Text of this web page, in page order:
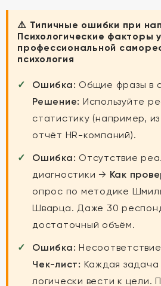
⚠️ Типичные ошибки при
Психологические факторы
профессиональной
психология
Ошибка: Общие фразы в
Решение: Используйте
статистику (например,
отчёт HR-компаний).
Ошибка: Отсутствие
диагностики → Как
опрос по методике
Шварца. Даже 30
достаточный объём.
Ошибка:
Чек-лист: Каждая
логически вести к цели.